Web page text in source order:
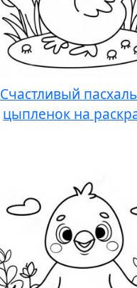
Счастливый
цыпленок на